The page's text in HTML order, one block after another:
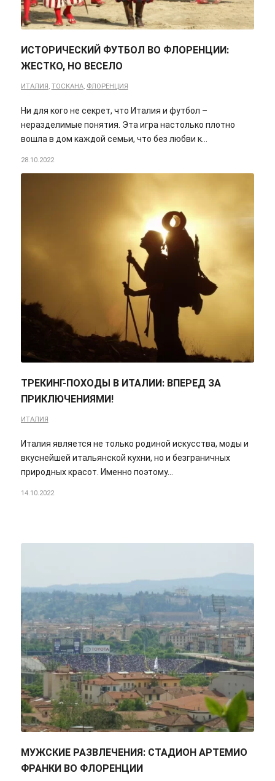
ИСТОРИЧЕСКИЙ ФУТБОЛ ВО ФЛОРЕНЦИИ:
ЖЕСТКО, НО ВЕСЕЛО
ИТАЛИЯ, ТОСКАНА, ФЛОРЕНЦИЯ
Ни для кого не секрет, что Италия и футбол –
неразделимые понятия. Эта игра настолько плотно
вошла в дом каждой семьи, что без любви к…
28.10.2022
ТРЕКИНГ-ПОХОДЫ В ИТАЛИИ: ВПЕРЕД ЗА
ПРИКЛЮЧЕНИЯМИ!
ИТАЛИЯ
Италия является не только родиной искусства, моды и
вкуснейшей итальянской кухни, но и безграничных
природных красот. Именно поэтому…
14.10.2022
МУЖСКИЕ РАЗВЛЕЧЕНИЯ: СТАДИОН АРТЕМИО
ФРАНКИ ВО ФЛОРЕНЦИИ